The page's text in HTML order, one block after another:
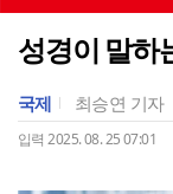
성경이 말하
국제 최승연 기자
입력 2025. 08. 25 07:01